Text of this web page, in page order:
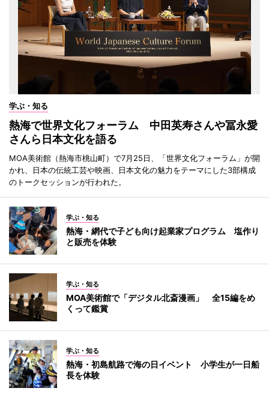
学ぶ・知る
熱海で世界文化フォーラム 中田英寿さんや冨永愛
さんら日本文化を語る
MOA美術館（熱海市桃山町）で7月25日、「世界文化フォーラム」が開
かれ、日本の伝統工芸や映画、日本文化の魅力をテーマにした3部構成
のトークセッションが行われた。
学ぶ・知る
熱海・網代で子ども向け起業家プログラム 塩作り
と販売を体験
学ぶ・知る
MOA美術館で「デジタル北斎漫画」 全15編をめ
くって鑑賞
学ぶ・知る
熱海・初島航路で海の日イベント 小学生が一日船
長を体験